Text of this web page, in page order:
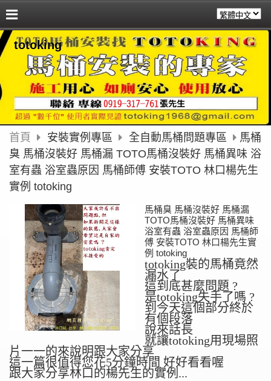
totoking
首頁 安裝實例專區 全自動馬桶問題專區
馬桶
臭 馬桶沒裝好 馬桶漏 TOTO馬桶沒裝好 馬桶異味 浴
室有蟲 浴室蟲原因 馬桶師傅 安裝TOTO 林口楊先生
實例 totoking
馬桶臭 馬桶沒裝好 馬桶漏
TOTO馬桶沒裝好 馬桶異味
浴室有蟲 浴室蟲原因 馬桶師
傅 安裝TOTO 林口楊先生實
例 totoking
totoking裝的馬桶竟然
漏水了
這到底甚麼問題 ?
是totoking失手了嗎 ?
到今天這個部分終於
有個段落
說來話長
就讓totoking用現場照
片一一的來說明跟大家分享
這一篇很值得您花5分鐘時間 好好看看喔
跟大家分享林口的楊先生的實例...